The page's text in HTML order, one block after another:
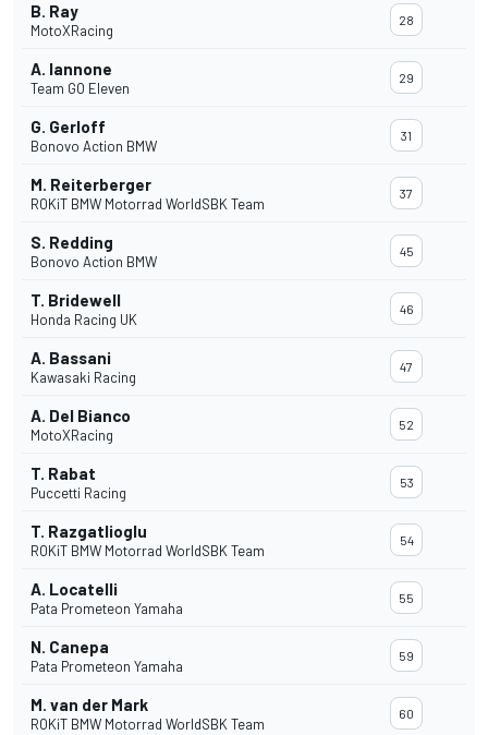
B. Ray
MotoXRacing
28
A. Iannone
Team GO Eleven
29
G. Gerloff
Bonovo Action BMW
31
M. Reiterberger
ROKiT BMW Motorrad WorldSBK Team
37
S. Redding
Bonovo Action BMW
45
T. Bridewell
Honda Racing UK
46
A. Bassani
Kawasaki Racing
47
A. Del Bianco
MotoXRacing
52
T. Rabat
Puccetti Racing
53
T. Razgatlioglu
ROKiT BMW Motorrad WorldSBK Team
54
A. Locatelli
Pata Prometeon Yamaha
55
N. Canepa
Pata Prometeon Yamaha
59
M. van der Mark
ROKiT BMW Motorrad WorldSBK Team
60